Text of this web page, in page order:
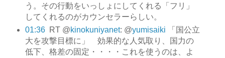
う。その行動をいっしょにしてくれる「フリ」
してくれるのがカウンセラーらしい。
01:36
RT @kinokuniyanet: @yumisaiki 「国公立
大を攻撃目標に」 効果的な人気取り、国力の
低下、格差の固定・・・・これを使うのは、よ